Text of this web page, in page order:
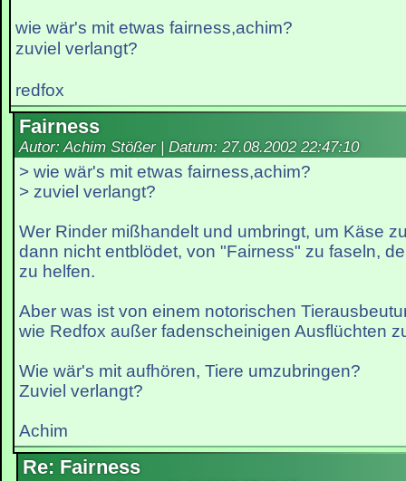
wie wär's mit etwas fairness,achim?
zuviel verlangt?
redfox
Fairness
Autor: Achim Stößer | Datum: 27.08.2002 22:47:10
> wie wär's mit etwas fairness,achim?
> zuviel verlangt?
Wer Rinder mißhandelt und umbringt, um Käse
dann nicht entblödet, von "Fairness" zu faseln,
zu helfen.
Aber was ist von einem notorischen
wie Redfox außer fadenscheinigen Ausflüchten
Wie wär's mit aufhören, Tiere umzubringen?
Zuviel verlangt?
Achim
Re: Fairness